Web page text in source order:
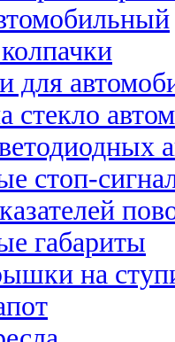
для
стекло
стоп-
габариты
на